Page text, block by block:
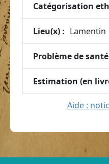
Catégorisation
Lieu(x) : Lamentin
Problème de
Estimation (en
Aide :